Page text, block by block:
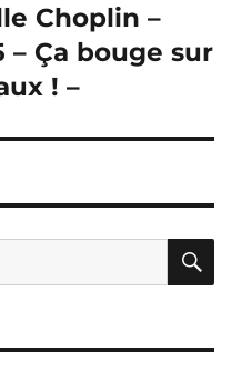
Choplin –
– Ça bouge sur
! –